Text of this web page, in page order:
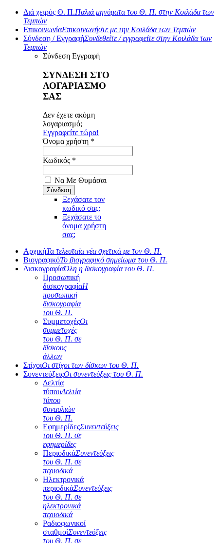
Διά χειρός Θ. Π.Παλιά μηνύματα του Θ. Π. στην Κοιλάδα των
Τεμπών
ΕπικοινωνίαΕπικοινωνήστε με την Κοιλάδα των Τεμπών
Σύνδεση / ΕγγραφήΣυνδεθείτε / εγγραφείτε στην Κοιλάδα των
Τεμπών
Σύνδεση Εγγραφή
ΣΥΝΔΕΣΗ ΣΤΟ
ΛΟΓΑΡΙΑΣΜΟ
ΣΑΣ
Δεν έχετε ακόμη
λογαριασμό;
Εγγραφείτε τώρα!
Όνομα χρήστη *
Κωδικός *
Να Με Θυμάσαι
Ξεχάσατε τον
κωδικό σας;
Ξεχάσατε το
όνομα χρήστη
σας;
ΑρχικήΤα τελευταία νέα σχετικά με τον Θ. Π.
ΒιογραφικόΤο βιογραφικό σημείωμα του Θ. Π.
ΔισκογραφίαΌλη η δισκογραφία του Θ. Π.
Προσωπική
δισκογραφίαΗ
προσωπική
δισκογραφία
του Θ. Π.
ΣυμμετοχέςΟι
συμμετοχές
του Θ. Π. σε
δίσκους
άλλων
ΣτίχοιΟι στίχοι των δίσκων του Θ. Π.
ΣυνεντεύξειςΟι συνεντεύξεις του Θ. Π.
Δελτία
τύπουΔελτία
τύπου
συναυλιών
του Θ. Π.
ΕφημερίδεςΣυνεντεύξεις
του Θ. Π. σε
εφημερίδες
ΠεριοδικάΣυνεντεύξεις
του Θ. Π. σε
περιοδικά
Ηλεκτρονικά
περιοδικάΣυνεντεύξεις
του Θ. Π. σε
ηλεκτρονικά
περιοδικά
Ραδιοφωνικοί
σταθμοίΣυνεντεύξεις
του Θ. Π. σε